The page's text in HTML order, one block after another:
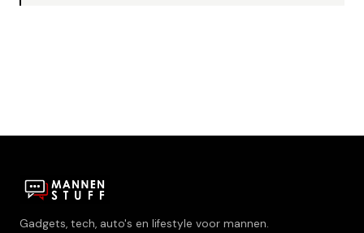
Gadgets, tech, auto's en lifestyle voor mannen.